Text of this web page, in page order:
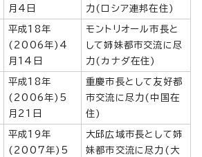
月4日 力(ロシア連邦在住)
平成18年
(2006年)4
月14日
モントリオール市長と
して姉妹都市交流に尽
力(カナダ在住)
平成18年
(2006年)5
月21日
重慶市長として友好都
市交流に尽力(中国在
住)
平成19年
(2007年)5
大邱広域市長として姉
妹都市交流に尽力(大